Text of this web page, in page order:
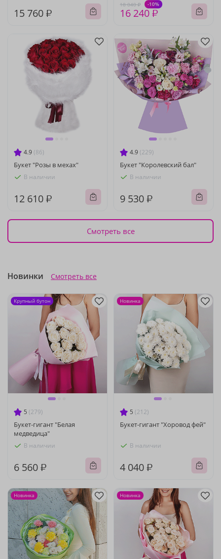
15 760 ₽
18 040 ₽ -10%
16 240 ₽
4.9 (86)
Букет "Розы в мехах"
В наличии
12 610 ₽
4.9 (229)
Букет "Королевский бал"
В наличии
9 530 ₽
Смотреть все
Новинки Смотреть все
5 (279)
Букет-гигант "Белая
медведица"
В наличии
6 560 ₽
Крупный бутон
5 (212)
Букет-гигант "Хоровод фей"
В наличии
4 040 ₽
Новинка
Новинка Новинка